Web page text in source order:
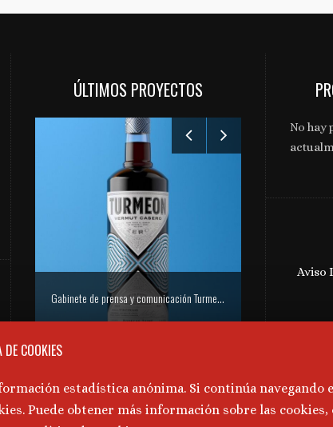
ÚLTIMOS PROYECTOS
Gabinete de prensa y comunicación Turmeon – Lanzamiento de Turmeon Zero
Gabinete de comunicación y prensa de
No hay
Aviso
DE COOKIES
estadística anónima. Si continúa navegando
Puede obtener más información sobre las